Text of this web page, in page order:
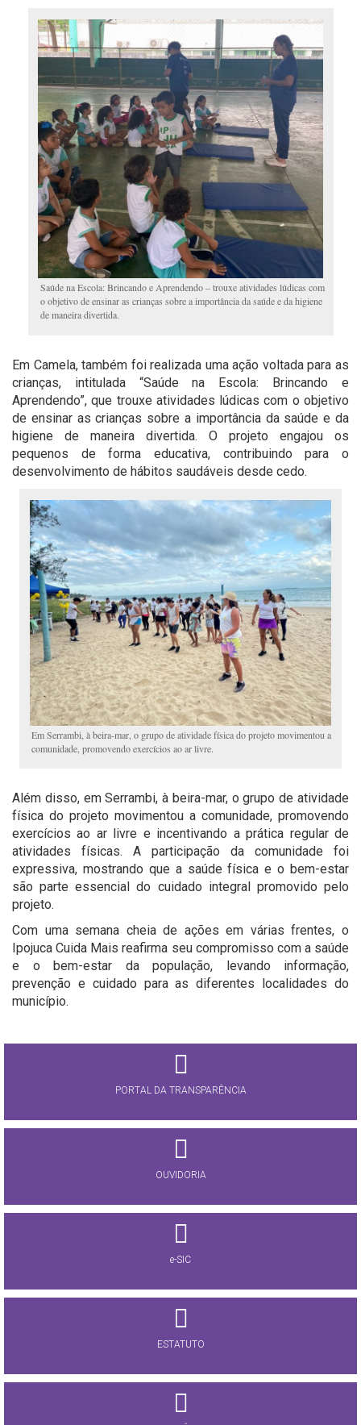
Saúde na Escola: Brincando e Aprendendo – trouxe atividades lúdicas com
o objetivo de ensinar as crianças sobre a importância da saúde e da higiene
de maneira divertida.
Em Camela, também foi realizada uma ação voltada para as
crianças, intitulada “Saúde na Escola: Brincando e
Aprendendo”, que trouxe atividades lúdicas com o objetivo
de ensinar as crianças sobre a importância da saúde e da
higiene de maneira divertida. O projeto engajou os
pequenos de forma educativa, contribuindo para o
desenvolvimento de hábitos saudáveis desde cedo.
Em Serrambi, à beira-mar, o grupo de atividade física do projeto movimentou a
comunidade, promovendo exercícios ao ar livre.
Além disso, em Serrambi, à beira-mar, o grupo de atividade
física do projeto movimentou a comunidade, promovendo
exercícios ao ar livre e incentivando a prática regular de
atividades físicas. A participação da comunidade foi
expressiva, mostrando que a saúde física e o bem-estar
são parte essencial do cuidado integral promovido pelo
projeto.
Com uma semana cheia de ações em várias frentes, o
Ipojuca Cuida Mais reafirma seu compromisso com a saúde
e o bem-estar da população, levando informação,
prevenção e cuidado para as diferentes localidades do
município.
PORTAL DA TRANSPARÊNCIA
OUVIDORIA
e-SIC
ESTATUTO